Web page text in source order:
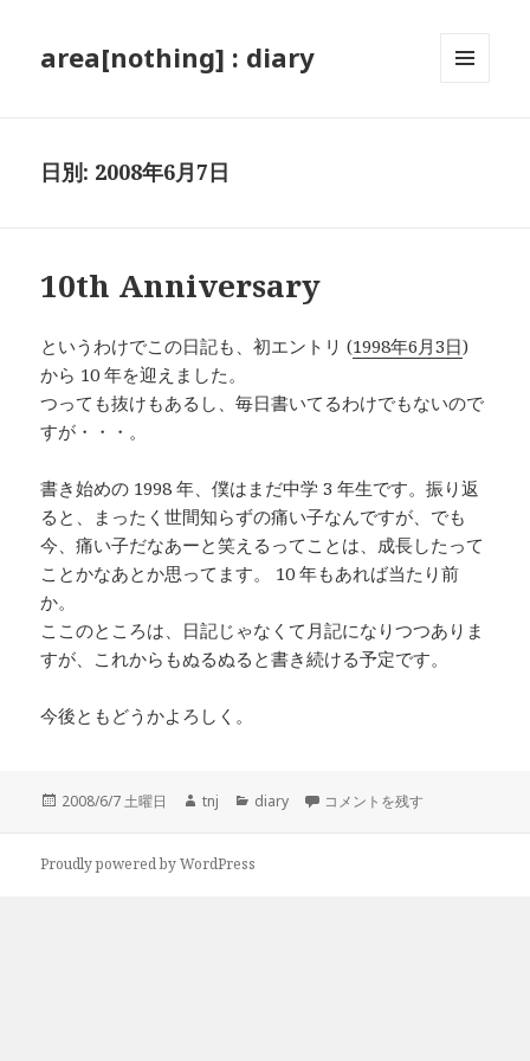
area[nothing] : diary
日別: 2008年6月7日
10th Anniversary
というわけでこの日記も、初エントリ (1998年6月3日)
から 10 年を迎えました。
つっても抜けもあるし、毎日書いてるわけでもないので
すが・・・。
書き始めの 1998 年、僕はまだ中学 3 年生です。振り返
ると、まったく世間知らずの痛い子なんですが、でも
今、痛い子だなあーと笑えるってことは、成長したって
ことかなあとか思ってます。 10 年もあれば当たり前
か。
ここのところは、日記じゃなくて月記になりつつありま
すが、これからもぬるぬると書き続ける予定です。
今後ともどうかよろしく。
投
2008/6/7 土曜日
作
tnj
カ
リ
diary 10th Anniversary に
コメントを残す
Proudly powered by WordPress